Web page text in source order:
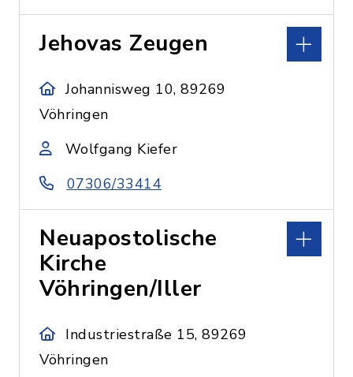
Jehovas Zeugen
Johannisweg 10, 89269
Vöhringen
Wolfgang Kiefer
07306/33414
Neuapostolische
Kirche
Vöhringen/Iller
Industriestraße 15, 89269
Vöhringen